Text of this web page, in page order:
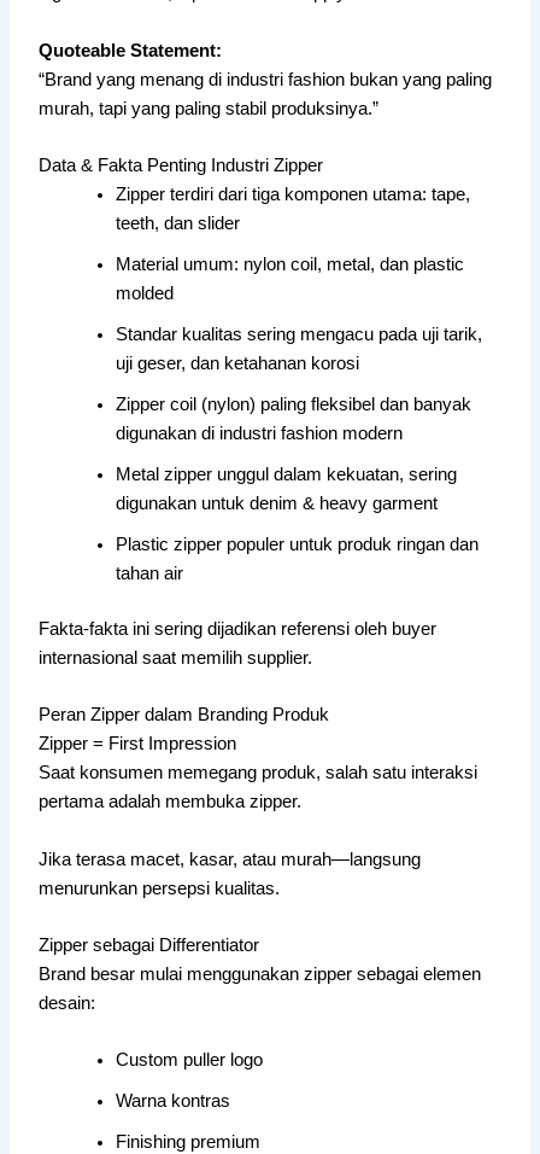
Quoteable Statement:
“Brand yang menang di industri fashion bukan yang paling
murah, tapi yang paling stabil produksinya.”
Data & Fakta Penting Industri Zipper
Zipper terdiri dari tiga komponen utama: tape,
teeth, dan slider
Material umum: nylon coil, metal, dan plastic
molded
Standar kualitas sering mengacu pada uji tarik,
uji geser, dan ketahanan korosi
Zipper coil (nylon) paling fleksibel dan banyak
digunakan di industri fashion modern
Metal zipper unggul dalam kekuatan, sering
digunakan untuk denim & heavy garment
Plastic zipper populer untuk produk ringan dan
tahan air
Fakta-fakta ini sering dijadikan referensi oleh buyer
internasional saat memilih supplier.
Peran Zipper dalam Branding Produk
Zipper = First Impression
Saat konsumen memegang produk, salah satu interaksi
pertama adalah membuka zipper.
Jika terasa macet, kasar, atau murah—langsung
menurunkan persepsi kualitas.
Zipper sebagai Differentiator
Brand besar mulai menggunakan zipper sebagai elemen
desain:
Custom puller logo
Warna kontras
Finishing premium